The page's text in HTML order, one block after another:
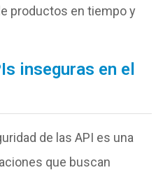
productos en tiempo y
inseguras en el
de las API es una
que buscan